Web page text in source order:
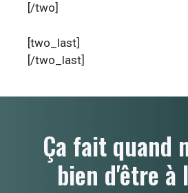
[/two]
[two_last]
[/two_last]
Ça fait quand
bien d'être à